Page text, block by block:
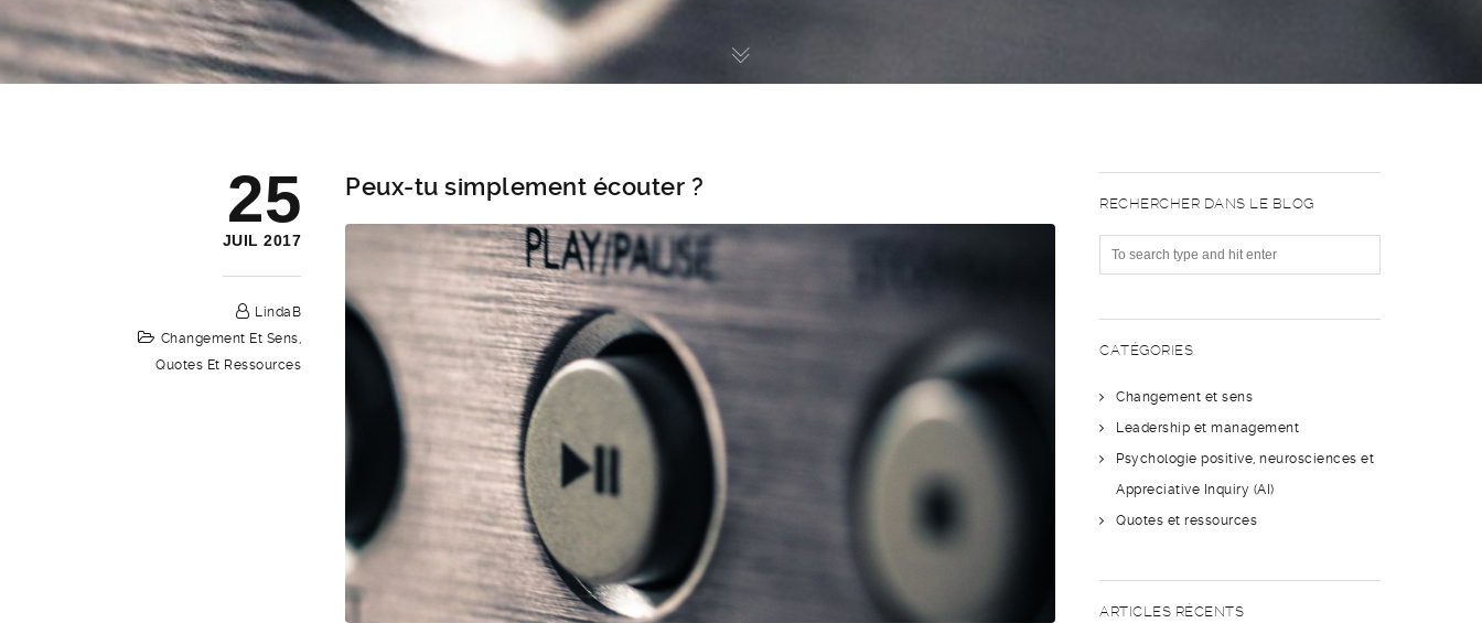
25
JUIL 2017
LindaB
Changement Et Sens,
Quotes Et Ressources
Peux-tu simplement écouter ?
RECHERCHER DANS LE BLOG
CATÉGORIES
Changement et sens
Leadership et management
Psychologie positive, neurosciences et
Appreciative Inquiry (AI)
Quotes et ressources
ARTICLES RÉCENTS